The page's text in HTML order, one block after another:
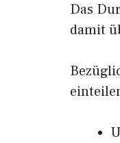
Das
damit